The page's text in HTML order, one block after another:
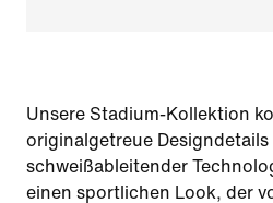
Unsere Stadium-Kollektion
originalgetreue Designdetails
schweißableitender
einen sportlichen Look, der